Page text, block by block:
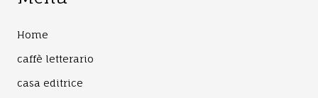
Home
caffè letterario
casa editrice